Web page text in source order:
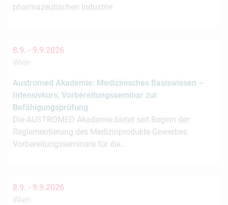
pharmazeutischen Industrie
8.9. - 9.9.2026
Wien
Austromed Akademie: Medizinisches Basiswissen –
Intensivkurs, Vorbereitungsseminar zur
Befähigungsprüfung
Die AUSTROMED Akademie bietet seit Beginn der
Reglementierung des Medizinprodukte-Gewerbes
Vorbereitungsseminare für die…
8.9. - 9.9.2026
Wien